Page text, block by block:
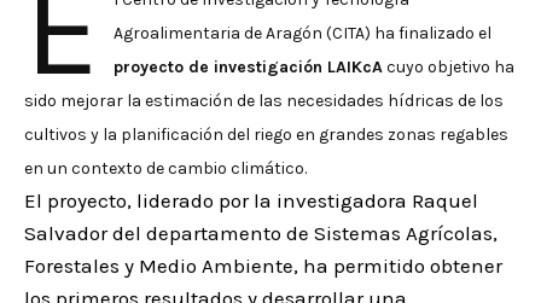
Agroalimentaria de Aragón (CITA) ha finalizado el
proyecto de investigación LAIKcAcuyo objetivo ha
sido mejorar la estimación de las necesidades hídricas de los
cultivos y la planificación del riego en grandes zonas regables
en un contexto de cambio climático.
El proyecto, liderado por la investigadora Raquel
Salvador del departamento de Sistemas Agrícolas,
Forestales y Medio Ambiente, ha permitido obtener
los primeros resultados y desarrollar una